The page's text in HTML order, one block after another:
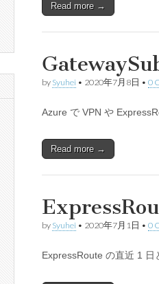
Read more →
by Syuhei • 2020年7月8日 • 0
Azure で VPN や
Read more →
by Syuhei • 2020年7月1日 • 0
ExpressRoute の直近 1 日